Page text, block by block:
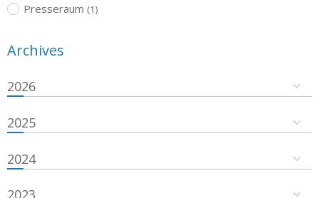
Presseraum (1)
Archives
2026
2025
2024
2023